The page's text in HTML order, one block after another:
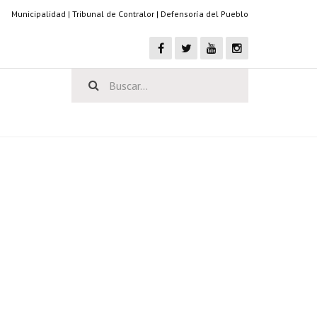
Municipalidad | Tribunal de Contralor | Defensoría del Pueblo